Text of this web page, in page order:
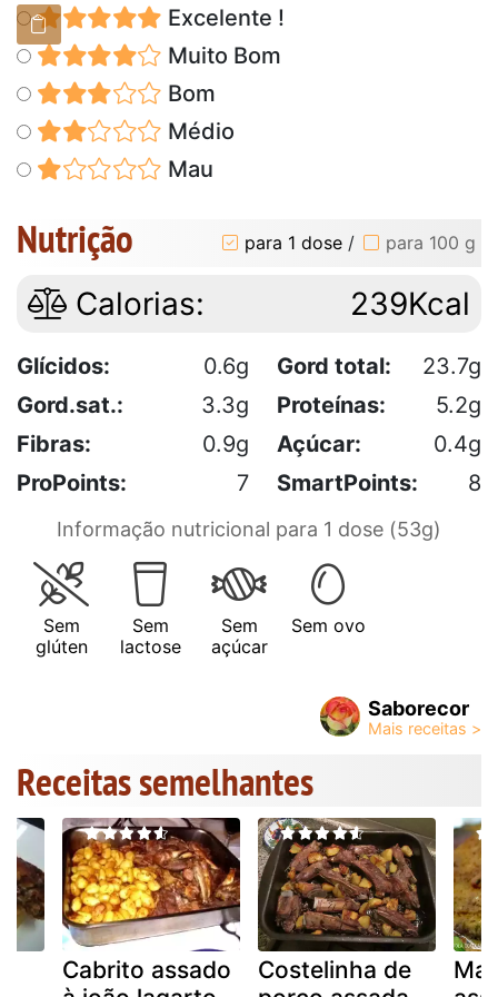
Excelente !
Muito Bom
Bom
Médio
Mau
Nutrição para 1 dose / para 100 g
Calorias: 239Kcal
Glícidos: 0.6g Gord total:
23.7g
Gord.sat.:
3.3g Proteínas:
5.2g
Fibras:
0.9g Açúcar:
0.4g
ProPoints:
7 SmartPoints: 8
Informação nutricional para 1 dose (53g)
Sem
glúten
Sem
lactose
Sem
açúcar
Sem ovo
Saborecor
Receitas semelhantes
Cabrito assado
Costelinha de